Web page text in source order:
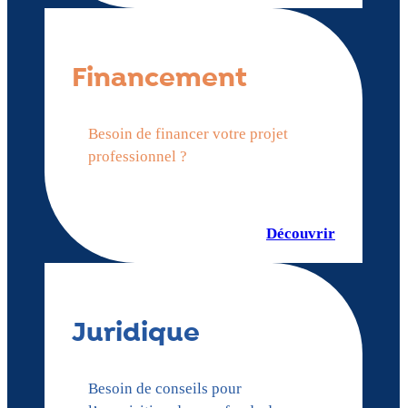
Financement
Besoin de financer votre projet
professionnel ?
Découvrir
Juridique
Besoin de conseils pour